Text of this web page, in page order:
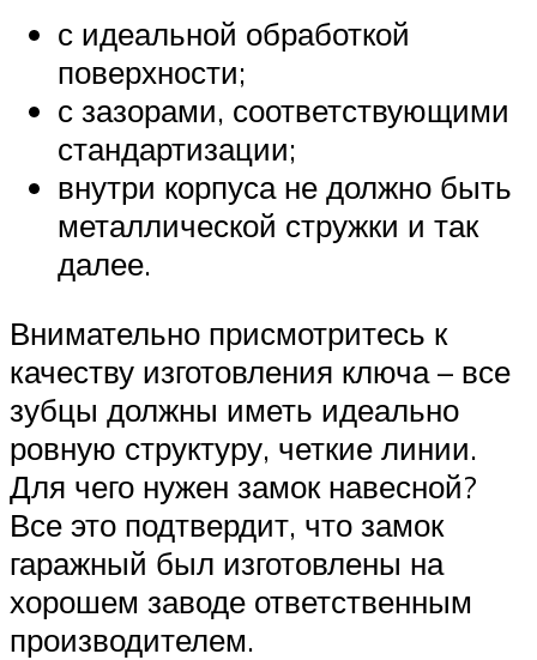
с идеальной обработкой
поверхности;
с зазорами, соответствующими
стандартизации;
внутри корпуса не должно быть
металлической стружки и так
далее.
Внимательно присмотритесь к
качеству изготовления ключа – все
зубцы должны иметь идеально
ровную структуру, четкие линии.
Для чего нужен замок навесной?
Все это подтвердит, что замок
гаражный был изготовлены на
хорошем заводе ответственным
производителем.